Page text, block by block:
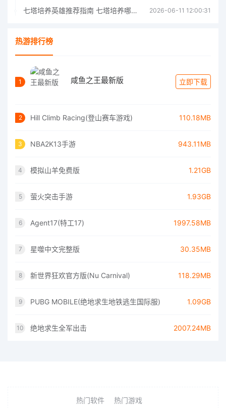
七塔培养英雄推荐指南 七塔培养哪个英雄好 2026-06-11 12:00:31
热游排行榜
1 咸鱼之王最新版 立即下载
2 Hill Climb Racing(登山赛车游戏) 110.18MB
3 NBA2K13手游 943.11MB
4 模拟山羊免费版 1.21GB
5 萤火突击手游 1.93GB
6 Agent17(特工17) 1997.58MB
7 星噬中文完整版 30.35MB
8 新世界狂欢官方版(Nu Carnival) 118.29MB
9 PUBG MOBILE(绝地求生地铁逃生国际服) 1.09GB
10 绝地求生全军出击 2007.24MB
热门软件 热门游戏